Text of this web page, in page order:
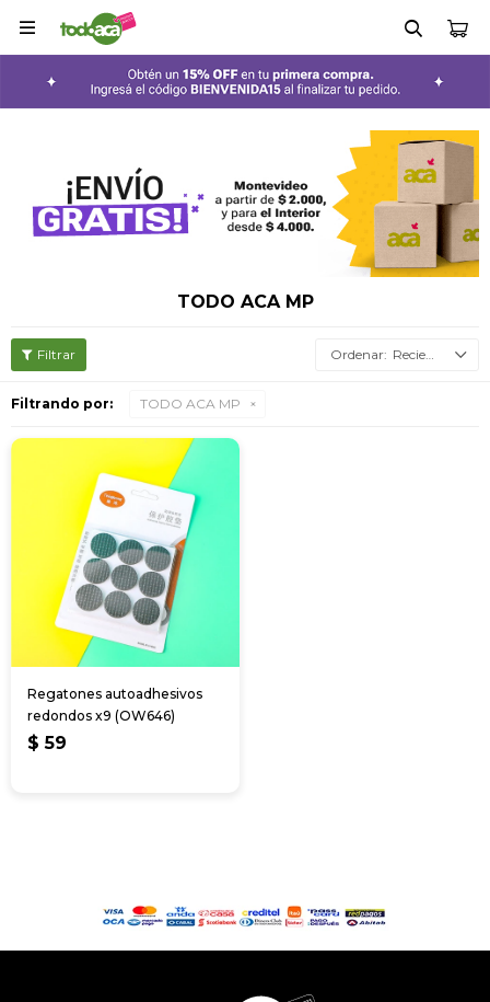

TODO ACA MP
Recientes
Filtrando por: TODO ACA MP
Regatones autoadhesivos
redondos x9 (OW646)
$ 59